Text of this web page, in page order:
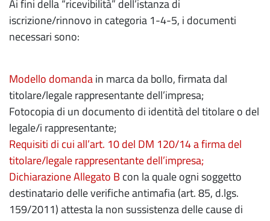
Ai fini della “ricevibilità” dell’istanza di
iscrizione/rinnovo in categoria 1-4-5, i documenti
necessari sono:
Modello domandain marca da bollo, firmata dal
titolare/legale rappresentante dell’impresa;
Fotocopia di un documento di identità del titolare o del
legale/i rappresentante;
Requisiti di cui all’art. 10 del DM 120/14 a firma del
titolare/legale rappresentante dell’impresa;
Dichiarazione Allegato Bcon la quale ogni soggetto
destinatario delle verifiche antimafia (art. 85, d.lgs.
159/2011) attesta la non sussistenza delle cause di